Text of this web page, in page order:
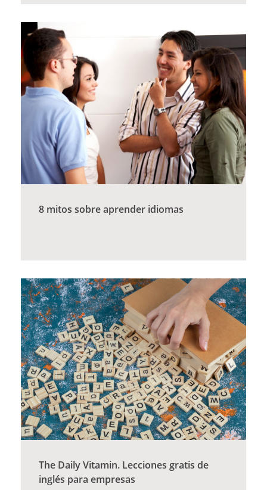
8 mitos sobre aprender idiomas
The Daily Vitamin. Lecciones gratis de
inglés para empresas